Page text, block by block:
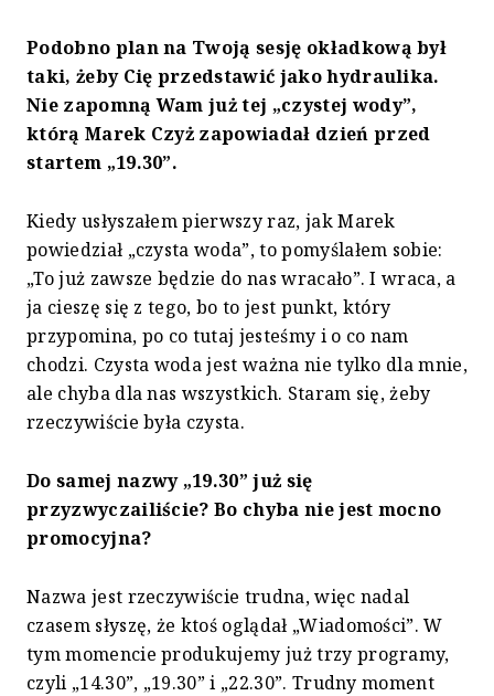
Podobno plan na Twoją sesję okładkową był
taki, żeby Cię przedstawić jako hydraulika.
Nie zapomną Wam już tej „czystej wody”,
którą Marek Czyż zapowiadał dzień przed
startem „19.30”.
Kiedy usłyszałem pierwszy raz, jak Marek
powiedział „czysta woda”, to pomyślałem sobie:
„To już zawsze będzie do nas wracało”. I wraca, a
ja cieszę się z tego, bo to jest punkt, który
przypomina, po co tutaj jesteśmy i o co nam
chodzi. Czysta woda jest ważna nie tylko dla mnie,
ale chyba dla nas wszystkich. Staram się, żeby
rzeczywiście była czysta.
Do samej nazwy „19.30” już się
przyzwyczailiście? Bo chyba nie jest mocno
promocyjna?
Nazwa jest rzeczywiście trudna, więc nadal
czasem słyszę, że ktoś oglądał „Wiadomości”. W
tym momencie produkujemy już trzy programy,
czyli „14.30”, „19.30” i „22.30”. Trudny moment